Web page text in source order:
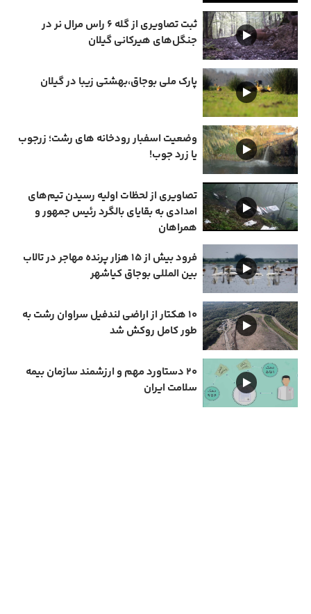
ثبت تصاویری از گله ۶ راس مرال نر در
جنگل‌های هیرکانی گیلان
پارک ملی بوجاق،بهشتی زیبا در گیلان
وضعیت اسفبار رودخانه های رشت؛ زرجوب
یا زرد جوب!
تصاویری از لحظات اولیه رسیدن تیم‌های
امدادی به بقایای بالگرد رئیس جمهور و
همراهان
فرود بیش از ۱۵ هزار پرنده مهاجر در تالاب
بین المللی بوجاق کیاشهر
۱۰ هکتار از اراضی لندفیل سراوان رشت به
طور کامل روکش شد
۲۰ دستاورد مهم و ارزشمند سازمان بیمه
سلامت ایران